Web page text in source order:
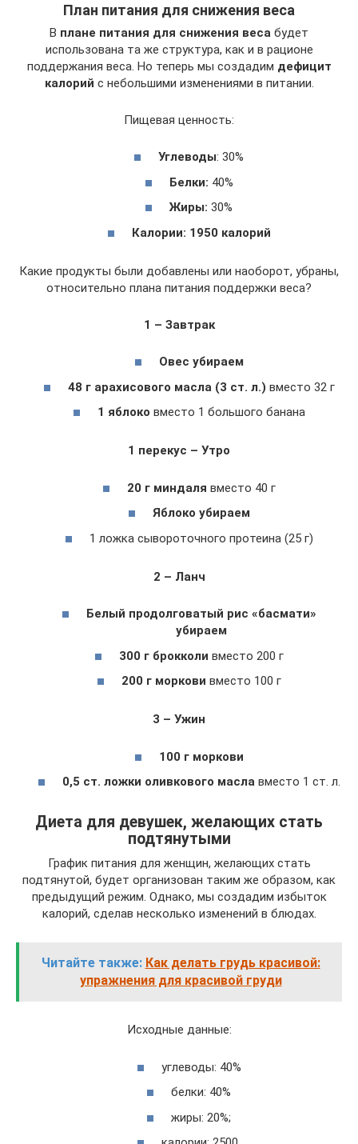
План питания для снижения веса
В плане питания для снижения веса будет
использована та же структура, как и в рационе
поддержания веса. Но теперь мы создадим дефицит
калорий с небольшими изменениями в питании.
Пищевая ценность:
Углеводы: 30%
Белки: 40%
Жиры: 30%
Калории: 1950 калорий
Какие продукты были добавлены или наоборот, убраны,
относительно плана питания поддержки веса?
1 – Завтрак
Овес убираем
48 г арахисового масла (3 ст. л.) вместо 32 г
1 яблоко вместо 1 большого банана
1 перекус – Утро
20 г миндаля вместо 40 г
Яблоко убираем
1 ложка сывороточного протеина (25 г)
2 – Ланч
Белый продолговатый рис «басмати»
убираем
300 г брокколи вместо 200 г
200 г моркови вместо 100 г
3 – Ужин
100 г моркови
0,5 ст. ложки оливкового маславместо 1 ст. л.
Диета для девушек, желающих стать
подтянутыми
График питания для женщин, желающих стать
подтянутой, будет организован таким же образом, как
предыдущий режим. Однако, мы создадим избыток
калорий, сделав несколько изменений в блюдах.
Читайте также: Как делать грудь красивой:
упражнения для красивой груди
Исходные данные:
углеводы: 40%
белки: 40%
жиры: 20%;